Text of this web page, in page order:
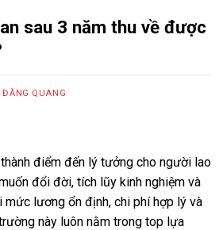
sau 3 năm thu về được
ĐĂNG QUANG
điểm đến lý tưởng cho người lao
đổi đời, tích lũy kinh nghiệm và
mức lương ổn định, chi phí hợp lý và
này luôn nằm trong top lựa